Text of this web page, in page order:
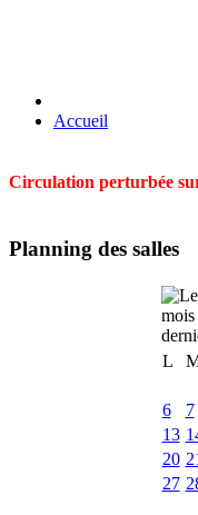
Accueil
Circulation perturbée
Planning des salles
L
6
7
13
20
27